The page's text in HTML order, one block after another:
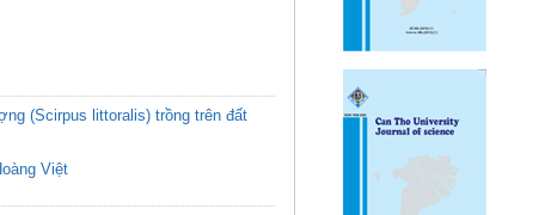
(Scirpus littoralis) trồng trên đất
Việt